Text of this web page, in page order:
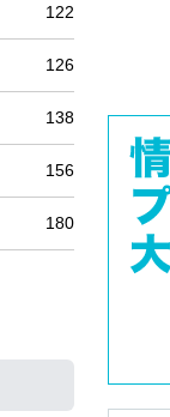
12200
12600
13800
15600
18000